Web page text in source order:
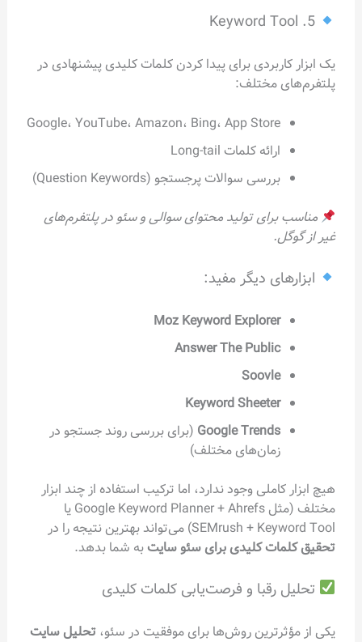
5. Keyword Tool
یک ابزار کاربردی برای پیدا کردن کلمات کلیدی پیشنهادی در
پلتفرم‌های مختلف:
Google، YouTube، Amazon، Bing، App Store
ارائه کلمات Long-tail
بررسی سوالات پرجستجو (Question Keywords)
مناسب برای تولید محتوای سوالی و سئو در پلتفرم‌های
غیر از گوگل.
ابزارهای دیگر مفید:
Moz Keyword Explorer
Answer The Public
Soovle
Keyword Sheeter
Google Trends (برای بررسی روند جستجو در
زمان‌های مختلف)
هیچ ابزار کاملی وجود ندارد، اما ترکیب استفاده از چند ابزار
مختلف (مثل Google Keyword Planner + Ahrefs یا
SEMrush + Keyword Tool) می‌تواند بهترین نتیجه را در
تحقیق کلمات کلیدی برای سئو سایت به شما بدهد.
تحلیل رقبا و فرصت‌یابی کلمات کلیدی
یکی از مؤثرترین روش‌ها برای موفقیت در سئو، تحلیل سایت